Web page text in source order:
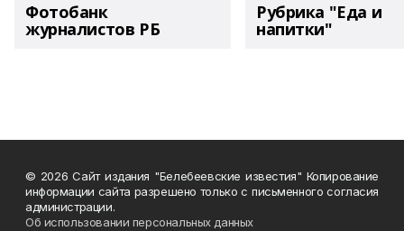
Фотобанк
журналистов РБ
Рубрика "Еда и
напитки"
© 2026 Сайт издания "Белебеевские известия" Копирование
информации сайта разрешено только с письменного согласия
администрации.
Об использовании персональных данных